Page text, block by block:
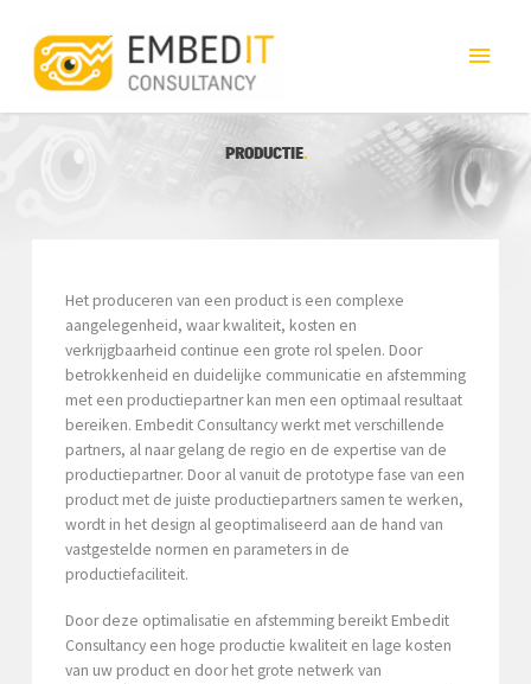
PRODUCTIE
Het produceren van een product is een complexe
aangelegenheid, waar kwaliteit, kosten en
verkrijgbaarheid continue een grote rol spelen. Door
betrokkenheid en duidelijke communicatie en afstemming
met een productiepartner kan men een optimaal resultaat
bereiken. Embedit Consultancy werkt met verschillende
partners, al naar gelang de regio en de expertise van de
productiepartner. Door al vanuit de prototype fase van een
product met de juiste productiepartners samen te werken,
wordt in het design al geoptimaliseerd aan de hand van
vastgestelde normen en parameters in de
productiefaciliteit.
Door deze optimalisatie en afstemming bereikt Embedit
Consultancy een hoge productie kwaliteit en lage kosten
van uw product en door het grote netwerk van